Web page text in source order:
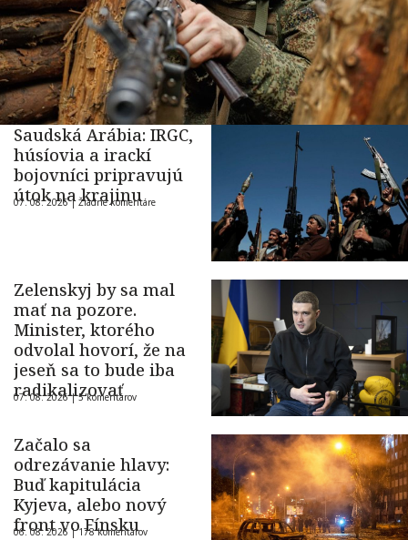
Saudská Arábia: IRGC,
húsíovia a irackí
bojovníci pripravujú
útok na krajinu
07. 08. 2026 |Žiadne komentáre
Zelenskyj by sa mal
mať na pozore.
Minister, ktorého
odvolal hovorí, že na
jeseň sa to bude iba
radikalizovať
07. 08. 2026 |5 komentárov
Začalo sa
odrezávanie hlavy:
Buď kapitulácia
Kyjeva, alebo nový
front vo Fínsku
06. 08. 2026 |178 komentárov